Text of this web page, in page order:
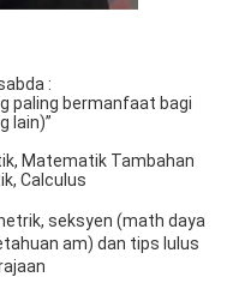
:
paling bermanfaat bagi
lain)”
Matematik Tambahan
Calculus
seksyen (math daya
am) dan tips lulus